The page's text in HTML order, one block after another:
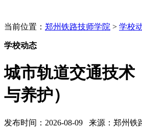
当前位置： 郑州铁路技师学院 > 学校
学校动态
城市轨道交通技术
与养护）
发布时间：2026-08-09 来源：郑州铁